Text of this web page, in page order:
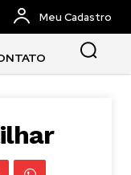
Meu Cadastro